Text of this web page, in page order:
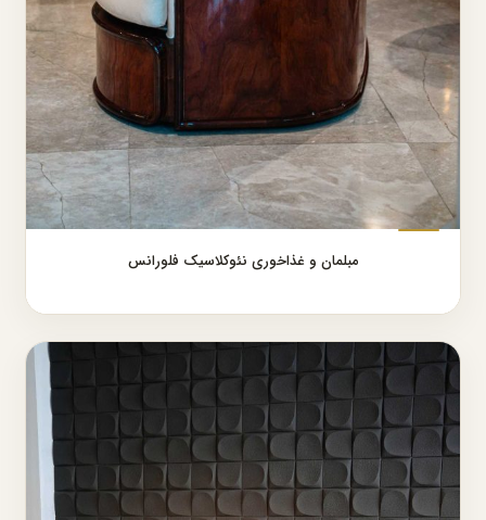
مبلمان و غذاخوری نئوکلاسیک فلورانس